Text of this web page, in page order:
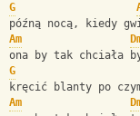
G
późną nocą, kiedy
Am
ona by tak chciała
G
kręcić blanty po
Am